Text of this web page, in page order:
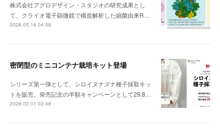
株式会社アグロデザイン・スタジオの研究成果とし
て、クライオ電子顕微鏡で構造解析した細菌由来R…
2026.05.16 04:58
密閉型のミニコンテナ栽培キット登場
シリーズ第一弾として、シロイヌナズナ種子採取キッ
トを販売。発売記念の半額キャンペーンとして29,8…
2026.02.01 03:48